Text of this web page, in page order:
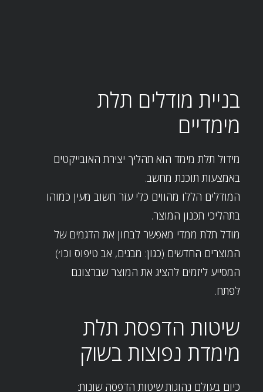
בניית מודלים תלת
מימדיים
מידול תלת מימד הוא תהליך יצירת האובייקטים
באמצעות תוכנת מחשב.
המודלים הללו מהווים כלי עזר חשוב מעין כמוהו
בתהליכי תכנון המוצר.
מודל תלת ממדי מאפשר לבחון את הדגמים של
המוצרים החדשים (כגון: מבנים, אב טיפוס וכו׳)
המסייע ליזמים להציג את המוצר שברצונם
לפתח.
שיטות הדפסת תלת
מימדת נפוצות בשוק
כיום בעולם נהוגות שיטות הדפסה שונות: